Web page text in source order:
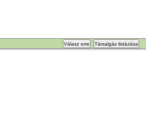
Válasz erre Társalgás listázása